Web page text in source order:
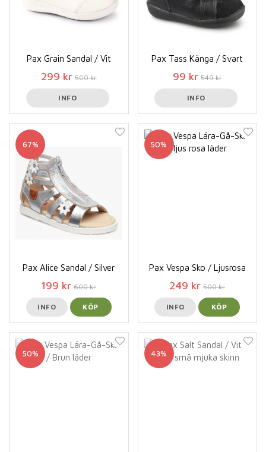
Pax Grain Sandal / Vit
299 kr 500 kr
INFO
Pax Tass Känga / Svart
99 kr 549 kr
INFO
67%
Pax Alice Sandal / Silver
199 kr 600 kr
INFO KÖP
50%
Pax Vespa Sko / Ljusrosa
249 kr 500 kr
INFO KÖP
50% 43%